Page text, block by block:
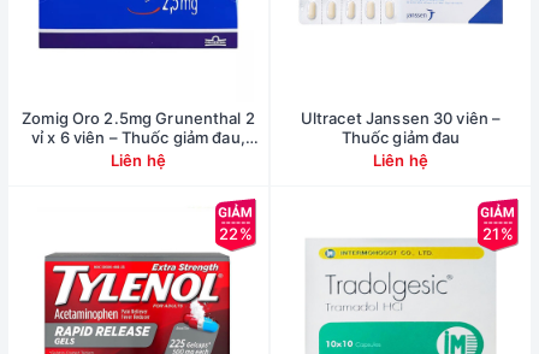
Zomig Oro 2.5mg Grunenthal 2
vỉ x 6 viên – Thuốc giảm đau,
buồn nôn
Liên hệ
Ultracet Janssen 30 viên –
Thuốc giảm đau
Liên hệ
22% 21%